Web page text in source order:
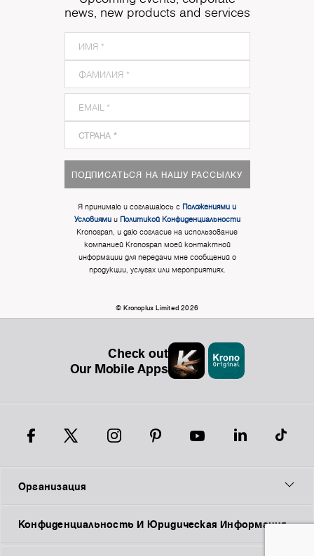
news, new products and services
ПОДПИСАТЬСЯ НА НАШУ РАССЫЛКУ
Я принимаю и соглашаюсь с Положениями и
Условиямии Политикой Конфиденциальности
Kronospan, и даю согласие на использование
компанией Kronospan моей контактной
информации для передачи мне сообщений о
продукции, услугах или мероприятиях.
© Kronoplus Limited 2026
Check out
Our Mobile Apps
Организация
Конфиденциальность И Юридическая Информация